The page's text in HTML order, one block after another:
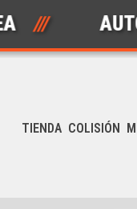
TIENDA COLISIÓN